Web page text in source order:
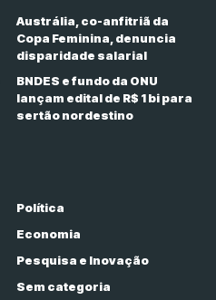
Austrália, co-anfitriã da
Copa Feminina, denuncia
disparidade salarial
BNDES e fundo da ONU
lançam edital de R$ 1 bi para
sertão nordestino
Política
Economia
Pesquisa e Inovação
Sem categoria